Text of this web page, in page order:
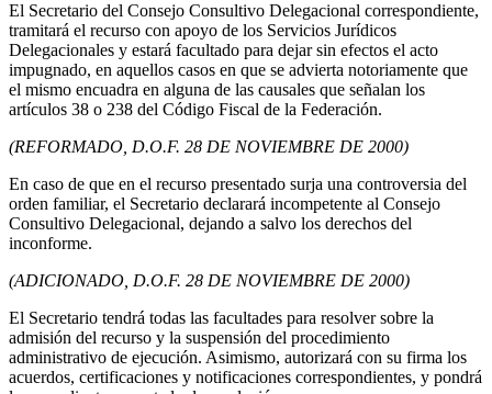
El Secretario del Consejo Consultivo Delegacional correspondiente,
tramitará el recurso con apoyo de los Servicios Jurídicos
Delegacionales y estará facultado para dejar sin efectos el acto
impugnado, en aquellos casos en que se advierta notoriamente que
el mismo encuadra en alguna de las causales que señalan los
artículos 38 o 238 del Código Fiscal de la Federación.
(REFORMADO, D.O.F. 28 DE NOVIEMBRE DE 2000)
En caso de que en el recurso presentado surja una controversia del
orden familiar, el Secretario declarará incompetente al Consejo
Consultivo Delegacional, dejando a salvo los derechos del
inconforme.
(ADICIONADO, D.O.F. 28 DE NOVIEMBRE DE 2000)
El Secretario tendrá todas las facultades para resolver sobre la
admisión del recurso y la suspensión del procedimiento
administrativo de ejecución. Asimismo, autorizará con su firma los
acuerdos, certificaciones y notificaciones correspondientes, y pondrá